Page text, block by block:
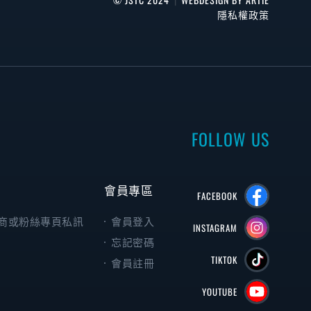
隱私權政策
或粉絲專頁私訊
會員專區
會員登入
忘記密碼
會員註冊
FOLLOW US
FACEBOOK
INSTAGRAM
TIKTOK
YOUTUBE